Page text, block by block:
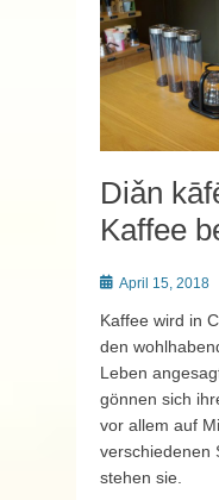
Diǎn
Kaffee
Posted
April 15, 2018
Kaffee wird in
den
Leben
gönnen sich
vor allem auf
verschiedenen
stehen sie.